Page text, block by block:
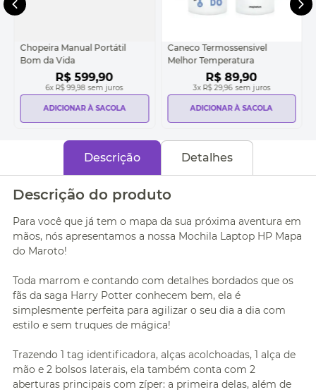
Chopeira Manual Portátil
Bom da Vida
R$ 599,90
6x R$ 99,98 sem juros
ADICIONAR À SACOLA
Caneco Termossensivel
Melhor Temperatura
R$ 89,90
3x R$ 29,96 sem juros
ADICIONAR À SACOLA
Descrição Detalhes
Descrição do produto
Para você que já tem o mapa da sua próxima aventura em
mãos, nós apresentamos a nossa Mochila Laptop HP Mapa
do Maroto!
Toda marrom e contando com detalhes bordados que os
fãs da saga Harry Potter conhecem bem, ela é
simplesmente perfeita para agilizar o seu dia a dia com
estilo e sem truques de mágica!
Trazendo 1 tag identificadora, alças acolchoadas, 1 alça de
mão e 2 bolsos laterais, ela também conta com 2
aberturas principais com zíper: a primeira delas, além de